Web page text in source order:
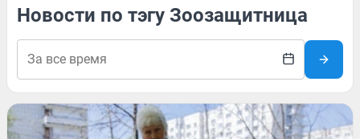
Новости по тэгу Зоозащитница